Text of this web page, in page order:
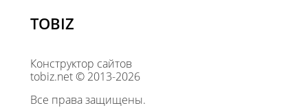
TOBIZ
Конструктор сайтов
tobiz.net © 2013-2026
Все права защищены.